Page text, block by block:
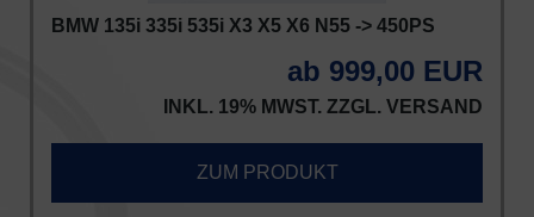
BMW 135i 335i 535i X3 X5 X6 N55 -> 450PS
ab 999,00 EUR
INKL. 19% MWST. ZZGL. VERSAND
ZUM PRODUKT